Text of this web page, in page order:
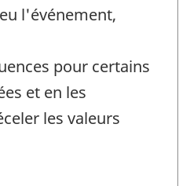
l'événement,
pour certains
et en les
les valeurs